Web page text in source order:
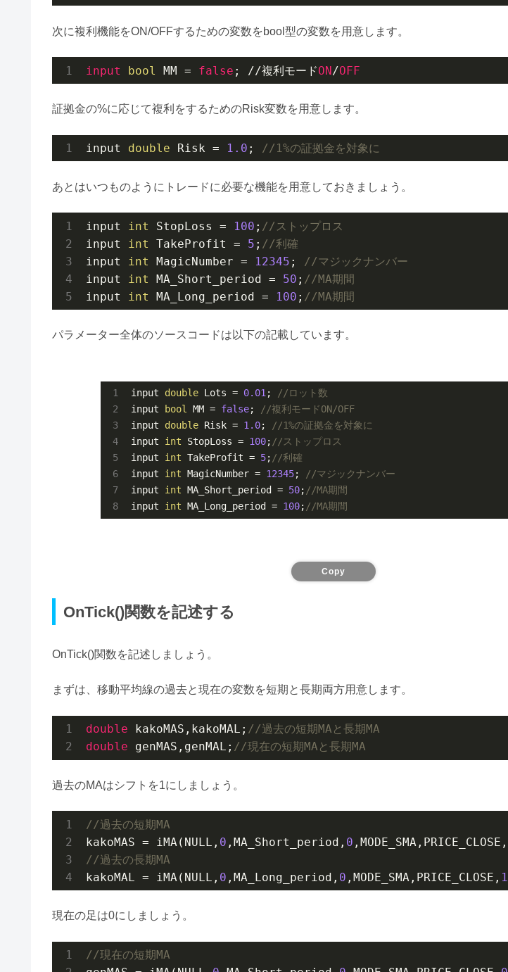
次に複利機能をON/OFFするための変数をbool型の変数を用意します。
input bool MM = false ; //複利モードON/OFF
証拠金の%に応じて複利をするためのRisk変数を用意します。
input double Risk = 1.0 ; //1%の証拠金を対象に
あとはいつものようにトレードに必要な機能を用意しておきましょう。
input int StopLoss = 100 ; //ストップロス
input
int TakeProfit = 5 ; //利確
input
int MagicNumber = 12345 ;
//マジックナンバー
input
int MA_Short_period = 50 ; //MA期間
input
int MA_Long_period = 100 ; //MA期間
パラメーター全体のソースコードは以下の記載しています。
input double Lots = 0.01;
//ロット数
input
bool MM = false;
//複利モードON/OFF
input double Risk = 1.0;
//1%の証拠金を対象に
input int StopLoss = 100; //ストップロス
input int TakeProfit = 5; //利確
input int MagicNumber = 12345;
//マジックナンバー
input int MA_Short_period = 50; //MA期間
input int MA_Long_period = 100; //MA期間
Copy
OnTick()関数を記述する
OnTick()関数を記述しましょう。
まずは、移動平均線の過去と現在の変数を短期と長期両方用意します。
double kakoMAS,kakoMAL; //過去の短期MAと長期MA
double genMAS,genMAL; //現在の短期MAと長期MA
過去のMAはシフトを1にしましょう。
//過去の短期MA
kakoMAS = iMA(NULL, 0 ,MA_Short_period, 0 ,MODE_SMA,PRICE_CLOSE,
//過去の長期MA
kakoMAL = iMA(NULL, 0 ,MA_Long_period, 0 ,MODE_SMA,PRICE_CLOSE, 1
現在の足は0にしましょう。
//現在の短期MA